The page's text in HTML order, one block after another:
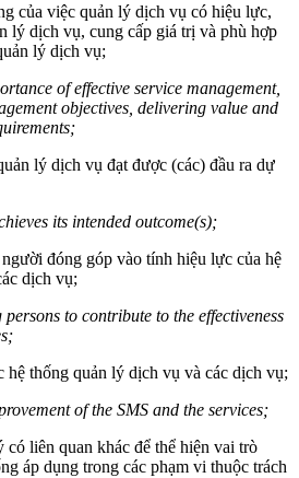
của việc quản lý dịch vụ có hiệu lực,
lý dịch vụ, cung cấp giá trị và phù hợp
lý dịch vụ;
of effective service management,
objectives, delivering value and
lý dịch vụ đạt được (các) đầu ra dự
its intended outcome(s);
đóng góp vào tính hiệu lực của hệ
dịch vụ;
to contribute to the effectiveness
hệ thống quản lý dịch vụ và các dịch vụ;
of the SMS and the services;
liên quan khác để thể hiện vai trò
áp dụng trong các phạm vi thuộc trách